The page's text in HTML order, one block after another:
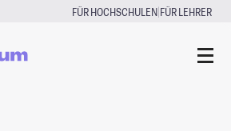
FÜR HOCHSCHULEN|FÜR LEHRER